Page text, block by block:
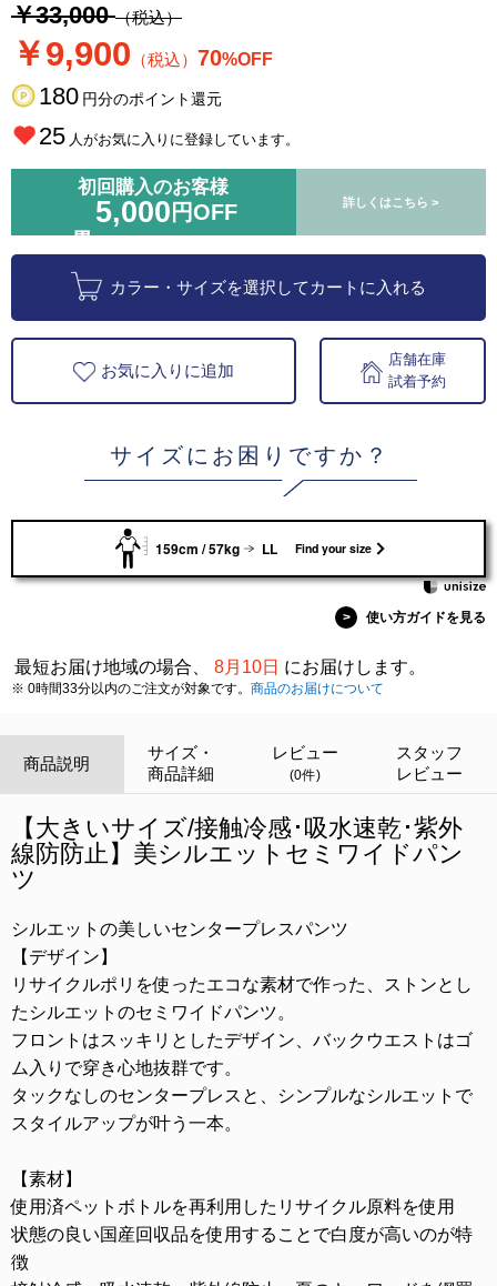
￥33,000（税込）
￥9,900 （税込） 70%OFF
180 円分のポイント還元
25 人がお気に入りに登録しています。
初回購入のお客様
5,000 円OFF 詳しくはこちら >
カラー・サイズを選択してカートに入れる
お気に入りに追加
店舗在庫
試着予約
サイズにお困りですか？
159cm / 57kg LL Find your size
> 使い方ガイドを見る
最短お届け地域の場合、 8月10日 にお届けします。
※ 0時間33分以内のご注文が対象です。 商品のお届けについて
商品説明
サイズ・
商品詳細
レビュー
(0件)
スタッフ
レビュー
【大きいサイズ/接触冷感･吸水速乾･紫外
線防防止】美シルエットセミワイドパン
ツ
シルエットの美しいセンタープレスパンツ
【デザイン】
リサイクルポリを使ったエコな素材で作った、ストンとし
たシルエットのセミワイドパンツ。
フロントはスッキリとしたデザイン、バックウエストはゴ
ム入りで穿き心地抜群です。
タックなしのセンタープレスと、シンプルなシルエットで
スタイルアップが叶う一本。
【素材】
使用済ペットボトルを再利用したリサイクル原料を使用
状態の良い国産回収品を使用することで白度が高いのが特
徴